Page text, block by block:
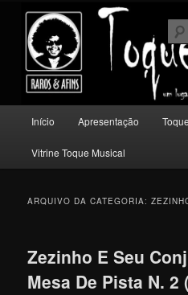
conteúdo
principal
conteúdo
secundário
Toque Musical
Um lugar para quem escuta música
principal
Início Apresentação
Vitrine Toque Musical
ARQUIVO DA CATEGORIA:
Zezinho E Seu
Mesa De Pista N. 2